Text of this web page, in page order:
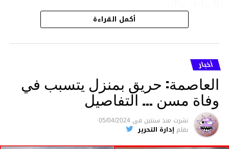
هذا وقد تمكن أعوان مركز الأمن الوطني بحي
هلال في توقيت قياسي من محاصرة المشتبه به
والقبض عليه وإحالته على التحقيق في خصوص
ما نُسبه إليه.
متابعة
قسم الاخبار
أكمل القراءة
أخبار
العاصمة: حريق بمنزل يتسبب في
وفاة مسن … التفاصيل
نشرت منذ سنتين فى 05/04/2024
بقلم إدارة التحرير